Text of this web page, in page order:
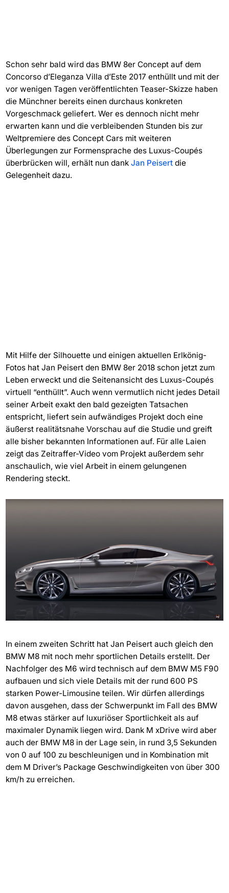
Schon sehr bald wird das BMW 8er Concept auf dem
Concorso d’Eleganza Villa d’Este 2017 enthüllt und mit der
vor wenigen Tagen veröffentlichten Teaser-Skizze haben
die Münchner bereits einen durchaus konkreten
Vorgeschmack geliefert. Wer es dennoch nicht mehr
erwarten kann und die verbleibenden Stunden bis zur
Weltpremiere des Concept Cars mit weiteren
Überlegungen zur Formensprache des Luxus-Coupés
überbrücken will, erhält nun dank Jan Peisertdie
Gelegenheit dazu.
Mit Hilfe der Silhouette und einigen aktuellen Erlkönig-
Fotos hat Jan Peisert den BMW 8er 2018 schon jetzt zum
Leben erweckt und die Seitenansicht des Luxus-Coupés
virtuell “enthüllt”. Auch wenn vermutlich nicht jedes Detail
seiner Arbeit exakt den bald gezeigten Tatsachen
entspricht, liefert sein aufwändiges Projekt doch eine
äußerst realitätsnahe Vorschau auf die Studie und greift
alle bisher bekannten Informationen auf. Für alle Laien
zeigt das Zeitraffer-Video vom Projekt außerdem sehr
anschaulich, wie viel Arbeit in einem gelungenen
Rendering steckt.
In einem zweiten Schritt hat Jan Peisert auch gleich den
BMW M8 mit noch mehr sportlichen Details erstellt. Der
Nachfolger des M6 wird technisch auf dem BMW M5 F90
aufbauen und sich viele Details mit der rund 600 PS
starken Power-Limousine teilen. Wir dürfen allerdings
davon ausgehen, dass der Schwerpunkt im Fall des BMW
M8 etwas stärker auf luxuriöser Sportlichkeit als auf
maximaler Dynamik liegen wird. Dank M xDrive wird aber
auch der BMW M8 in der Lage sein, in rund 3,5 Sekunden
von 0 auf 100 zu beschleunigen und in Kombination mit
dem M Driver’s Package Geschwindigkeiten von über 300
km/h zu erreichen.